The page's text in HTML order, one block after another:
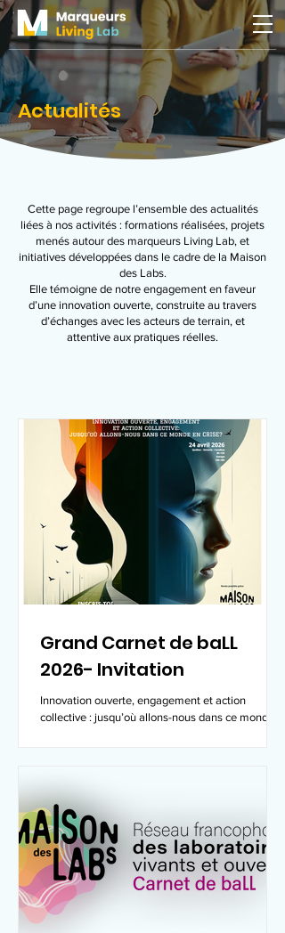
Actualités
Cette page regroupe l’ensemble des actualités
liées à nos activités : formations réalisées, projets
menés autour des marqueurs Living Lab, et
initiatives développées dans le cadre de la Maison
des Labs.
Elle témoigne de notre engagement en faveur
d’une innovation ouverte, construite au travers
d’échanges avec les acteurs de terrain, et
attentive aux pratiques réelles.
Grand Carnet de baLL
2026- Invitation
Innovation ouverte, engagement et action
collective : jusqu’où allons-nous dans ce monde